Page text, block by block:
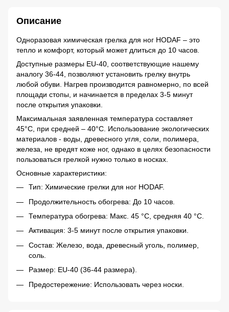
Описание
Одноразовая химическая грелка для ног HODAF – это
тепло и комфорт, который может длиться до 10 часов.
Доступные размеры EU-40, соответствующие нашему
аналогу 36-44, позволяют установить грелку внутрь
любой обуви. Нагрев производится равномерно, по всей
площади стопы, и начинается в пределах 3-5 минут
после открытия упаковки.
Максимальная заявленная температура составляет
45°С, при средней – 40°С. Использование экологических
материалов - воды, древесного угля, соли, полимера,
железа, не вредят коже ног, однако в целях безопасности
пользоваться грелкой нужно только в носках.
Основные характеристики:
Тип: Химические грелки для ног HODAF.
Продолжительность обогрева: До 10 часов.
Температура обогрева: Макс. 45 °С, средняя 40 °С.
Активация: 3-5 минут после открытия упаковки.
Состав: Железо, вода, древесный уголь, полимер,
соль.
Размер: EU-40 (36-44 размера).
Предостережение: Использовать через носки.